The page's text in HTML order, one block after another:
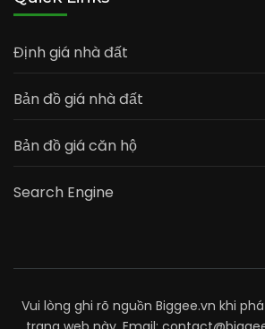
Định giá nhà đất
Bản đồ giá nhà đất
Bản đồ giá căn hộ
Search Engine
Vui lòng ghi rõ nguồn Biggee.vn khi